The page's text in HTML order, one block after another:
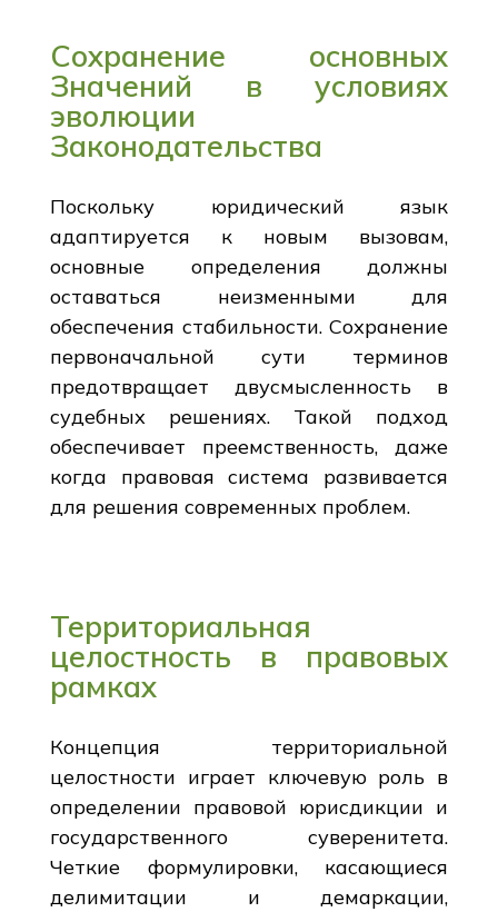
Сохранение основных
Значений в условиях
эволюции
Законодательства
Поскольку юридический язык
адаптируется к новым вызовам,
основные определения должны
оставаться неизменными для
обеспечения стабильности. Сохранение
первоначальной сути терминов
предотвращает двусмысленность в
судебных решениях. Такой подход
обеспечивает преемственность, даже
когда правовая система развивается
для решения современных проблем.
Территориальная
целостность в правовых
рамках
Концепция территориальной
целостности играет ключевую роль в
определении правовой юрисдикции и
государственного суверенитета.
Четкие формулировки, касающиеся
делимитации и демаркации,